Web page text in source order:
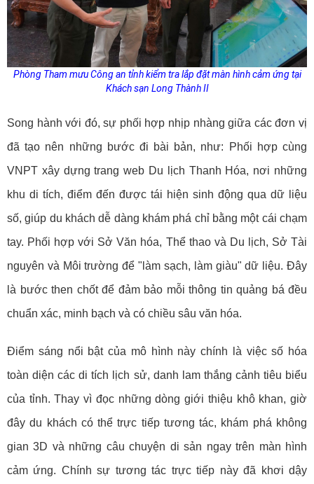
Phòng Tham mưu Công an tỉnh kiểm tra lắp đặt màn hình cảm ứng tại
Khách sạn Long Thành II
Song hành với đó, sự phối hợp nhịp nhàng giữa các đơn vị
đã tạo nên những bước đi bài bản, như: Phối hợp cùng
VNPT xây dựng trang web Du lịch Thanh Hóa, nơi những
khu di tích, điểm đến được tái hiện sinh động qua dữ liệu
số, giúp du khách dễ dàng khám phá chỉ bằng một cái chạm
tay. Phối hợp với Sở Văn hóa, Thể thao và Du lịch, Sở Tài
nguyên và Môi trường để "làm sạch, làm giàu" dữ liệu. Đây
là bước then chốt để đảm bảo mỗi thông tin quảng bá đều
chuẩn xác, minh bạch và có chiều sâu văn hóa.
Điểm sáng nổi bật của mô hình này chính là việc số hóa
toàn diện các di tích lịch sử, danh lam thắng cảnh tiêu biểu
của tỉnh. Thay vì đọc những dòng giới thiệu khô khan, giờ
đây du khách có thể trực tiếp tương tác, khám phá không
gian 3D và những câu chuyện di sản ngay trên màn hình
cảm ứng. Chính sự tương tác trực tiếp này đã khơi dậy